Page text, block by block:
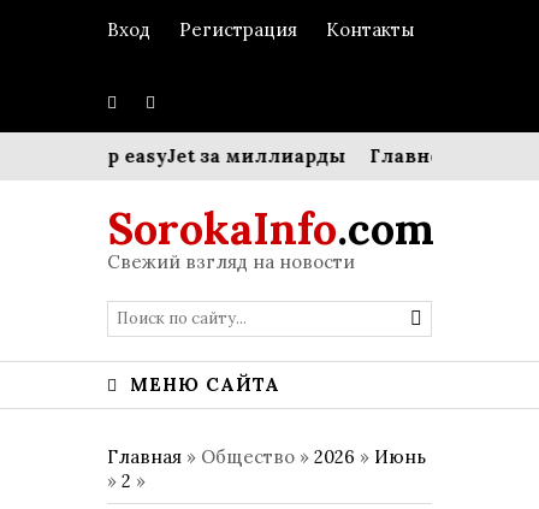
Вход Регистрация Контакты
easyJet за миллиарды Главное
SorokaInfo.com
Свежий взгляд на новости
МЕНЮ САЙТА
Главная » Общество » 2026 » Июнь
» 2 »